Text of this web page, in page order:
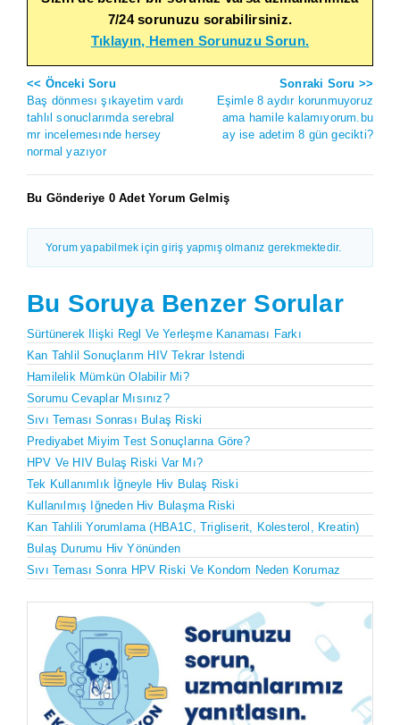
7/24 sorunuzu sorabilirsiniz.
Tıklayın, Hemen Sorunuzu Sorun.
<< Önceki Soru
Baş dönmesı şıkayetim vardı
tahlıl sonuclarımda serebral
mr incelemesınde hersey
normal yazıyor
Sonraki Soru >>
Eşimle 8 aydır korunmuyoruz
ama hamile kalamıyorum.bu
ay ise adetim 8 gün gecikti?
Bu Gönderiye 0 Adet Yorum Gelmiş
Yorum yapabilmek için giriş yapmış olmanız gerekmektedir.
Bu Soruya Benzer Sorular
Sürtünerek Ilişki Regl Ve Yerleşme Kanaması Farkı
Kan Tahlil Sonuçlarım HIV Tekrar Istendi
Hamilelik Mümkün Olabilir Mi?
Sorumu Cevaplar Mısınız?
Sıvı Teması Sonrası Bulaş Riski
Prediyabet Miyim Test Sonuçlarına Göre?
HPV Ve HIV Bulaş Riski Var Mı?
Tek Kullanımlık İğneyle Hiv Bulaş Riski
Kullanılmış Iğneden Hiv Bulaşma Riski
Kan Tahlili Yorumlama (HBA1C, Trigliserit, Kolesterol, Kreatin)
Bulaş Durumu Hiv Yönünden
Sıvı Teması Sonra HPV Riski Ve Kondom Neden Korumaz